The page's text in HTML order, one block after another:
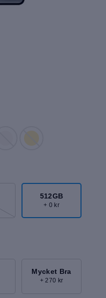
512GB
+ 0 kr
Mycket Bra
+ 270 kr